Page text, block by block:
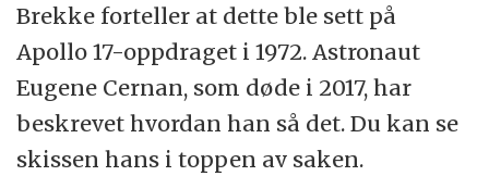
Brekke forteller at dette ble sett på
Apollo 17-oppdraget i 1972. Astronaut
Eugene Cernan, som døde i 2017, har
beskrevet hvordan han så det. Du kan se
skissen hans i toppen av saken.